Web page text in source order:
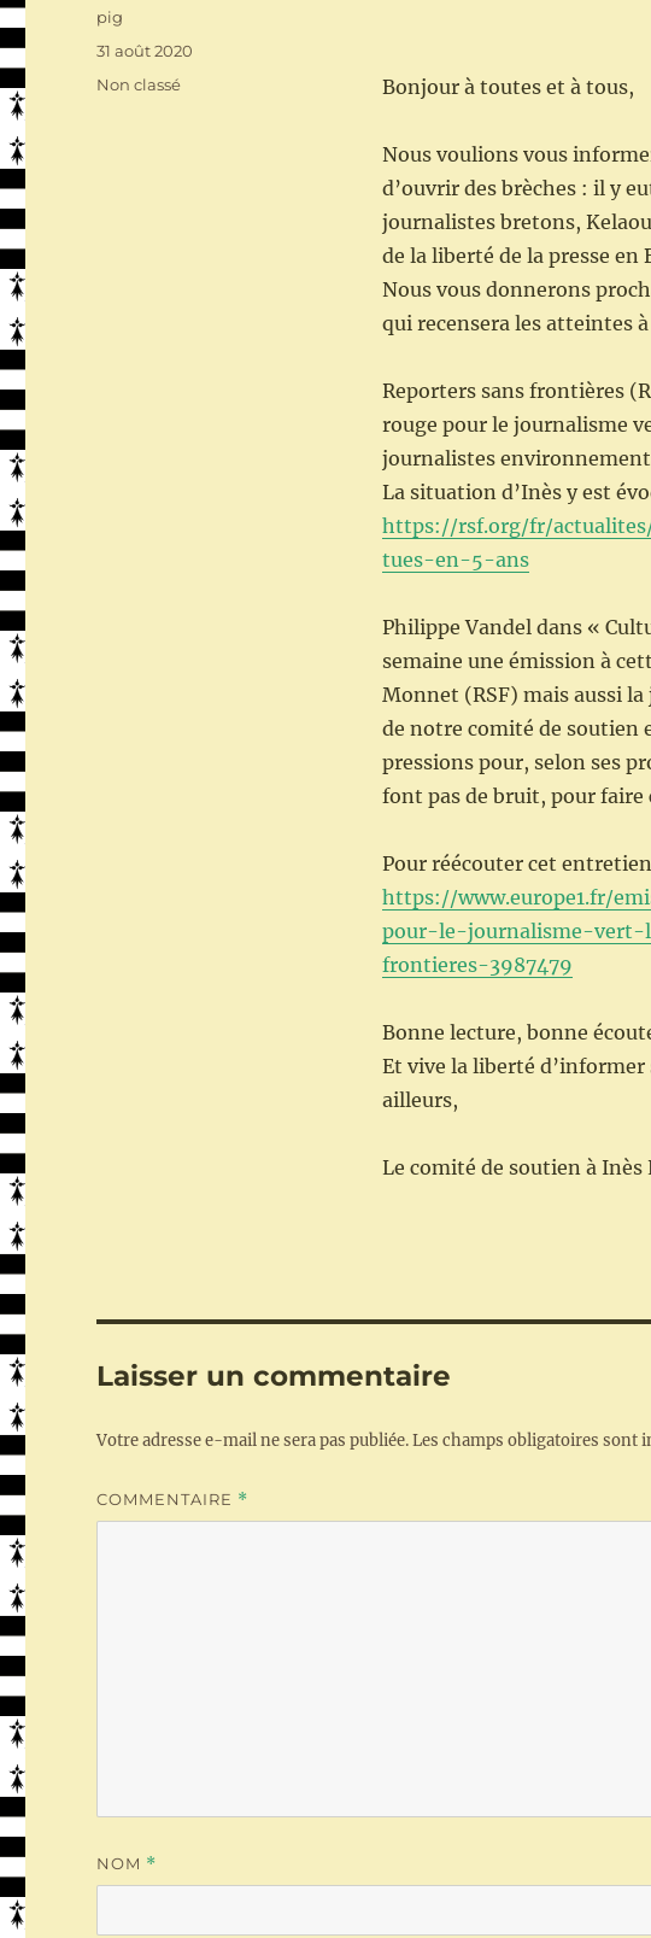
Bonjour à toutes et à tous,
Nous voulions vous
d’ouvrir des brèches : il y
journalistes bretons,
de la liberté de la presse en
Nous vous donnerons
qui recensera les atteintes
Reporters sans frontières
rouge pour le journalisme
journalistes
La situation d’Inès y est
https://rsf.org/fr/
tues-en-5-ans
Philippe Vandel dans «
semaine une émission à
Monnet (RSF) mais aussi
de notre comité de soutien
pressions pour, selon ses
font pas de bruit, pour faire
Pour réécouter cet
https://www.europe1.fr/
pour-le-journalisme-vert-
frontieres-3987479
Bonne lecture, bonne
Et vive la liberté
ailleurs,
Le comité de soutien à Inès
Auteur
pig
Publié
31 août 2020
Catégories
Non classé
Laisser un commentaire
Votre adresse e-mail ne sera pas publiée.Les champs obligatoires sont
COMMENTAIRE *
NOM *